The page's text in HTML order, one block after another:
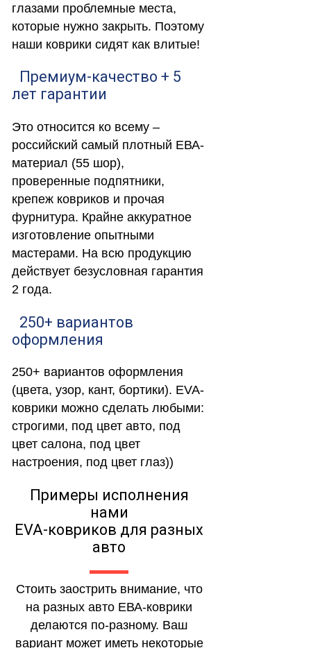
глазами проблемные места,
которые нужно закрыть. Поэтому
наши коврики сидят как влитые!
Премиум-качество + 5
лет гарантии
Это относится ко всему –
российский самый плотный ЕВА-
материал (55 шор),
проверенные подпятники,
крепеж ковриков и прочая
фурнитура. Крайне аккуратное
изготовление опытными
мастерами. На всю продукцию
действует безусловная гарантия
2 года.
250+ вариантов
оформления
250+ вариантов оформления
(цвета, узор, кант, бортики). EVA-
коврики можно сделать любыми:
строгими, под цвет авто, под
цвет салона, под цвет
настроения, под цвет глаз))
Примеры исполнения
нами
EVA-ковриков для разных
авто
Стоить заострить внимание, что
на разных авто ЕВА-коврики
делаются по-разному. Ваш
вариант может иметь некоторые